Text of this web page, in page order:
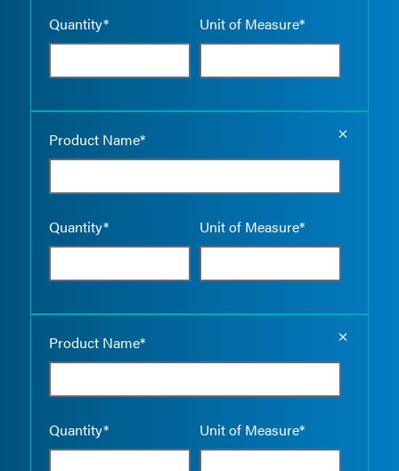
Quantity* Unit of Measure*
Product Name*
Quantity* Unit of Measure*
Product Name*
Quantity* Unit of Measure*